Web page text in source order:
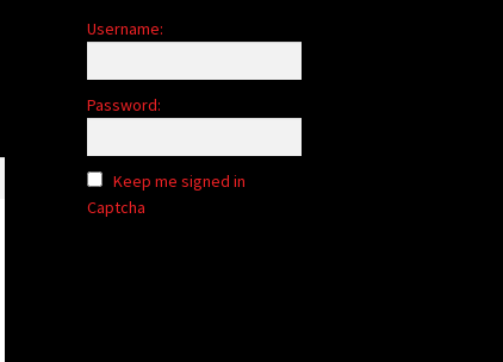
Username:
Password:
Keep me signed in
Captcha